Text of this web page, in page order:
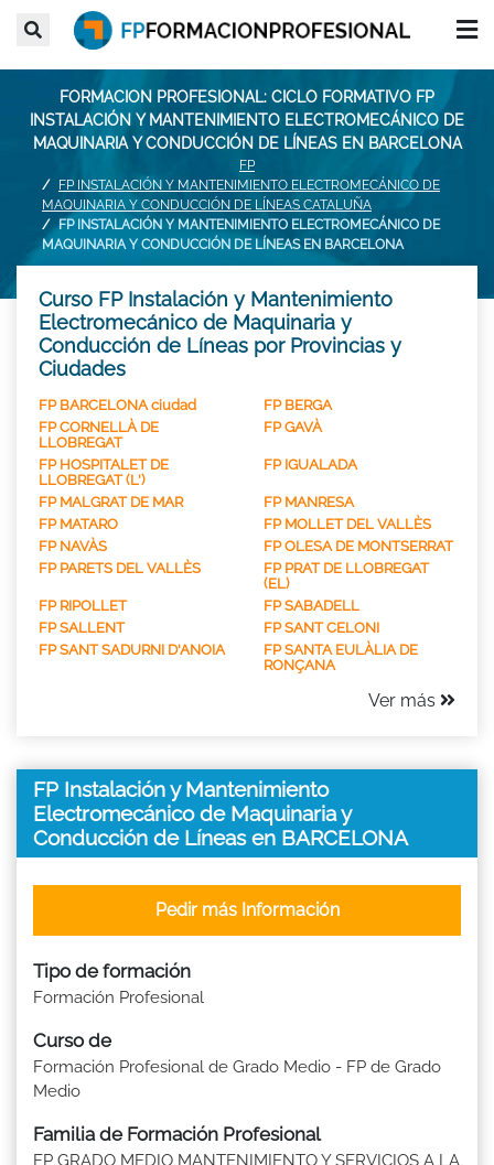
FORMACION PROFESIONAL: CICLO FORMATIVO FP
INSTALACIÓN Y MANTENIMIENTO ELECTROMECÁNICO DE
MAQUINARIA Y CONDUCCIÓN DE LÍNEAS EN BARCELONA
FP
FP INSTALACIÓN Y MANTENIMIENTO ELECTROMECÁNICO DE
MAQUINARIA Y CONDUCCIÓN DE LÍNEAS CATALUÑA
FP INSTALACIÓN Y MANTENIMIENTO ELECTROMECÁNICO DE
MAQUINARIA Y CONDUCCIÓN DE LÍNEAS EN BARCELONA
Curso FP Instalación y Mantenimiento
Electromecánico de Maquinaria y
Conducción de Líneas por Provincias y
Ciudades
FP BARCELONA ciudad
FP BERGA
FP CORNELLÀ DE
LLOBREGAT
FP GAVÀ
FP HOSPITALET DE
LLOBREGAT (L')
FP IGUALADA
FP MALGRAT DE MAR
FP MANRESA
FP MATARO
FP MOLLET DEL VALLÈS
FP NAVÀS
FP OLESA DE MONTSERRAT
FP PARETS DEL VALLÈS
FP PRAT DE LLOBREGAT
(EL)
FP RIPOLLET
FP SABADELL
FP SALLENT
FP SANT CELONI
FP SANT SADURNI D'ANOIA
FP SANTA EULÀLIA DE
RONÇANA
Ver más
FP Instalación y Mantenimiento
Electromecánico de Maquinaria y
Conducción de Líneas en BARCELONA
Tipo de formación
Formación Profesional
Curso de
Formación Profesional de Grado Medio - FP de Grado
Medio
Familia de Formación Profesional
FP GRADO MEDIO MANTENIMIENTO Y SERVICIOS A LA
Pedir más Información